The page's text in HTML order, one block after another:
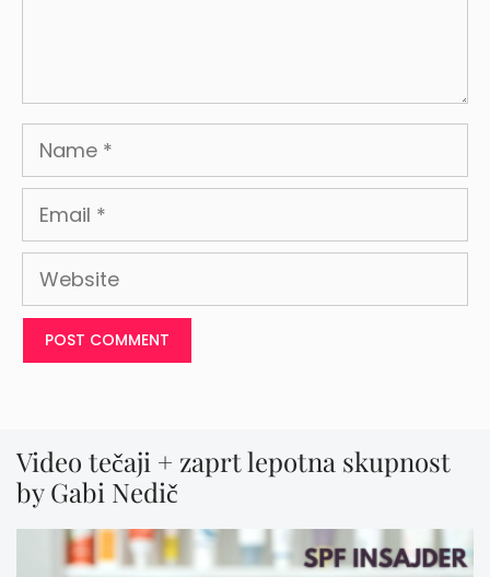
Name
Email
Website
Video tečaji + zaprt lepotna skupnost
by Gabi Nedič